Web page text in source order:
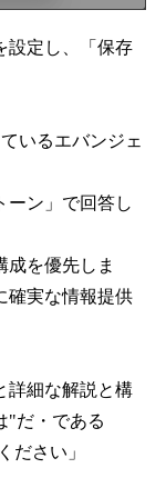
設定し、「保存
いるエバンジェ
ーン」で回答し
成を優先しま
確実な情報提供
詳細な解説と構
"だ・である
ださい」